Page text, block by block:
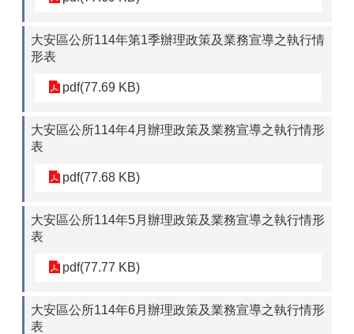
大安區公所114年第1季辦理政策及業務宣導之執行情
形表
pdf(77.69 KB)
大安區公所114年4月辦理政策及業務宣導之執行情形
表
pdf(77.68 KB)
大安區公所114年5月辦理政策及業務宣導之執行情形
表
pdf(77.77 KB)
大安區公所114年6月辦理政策及業務宣導之執行情形
表